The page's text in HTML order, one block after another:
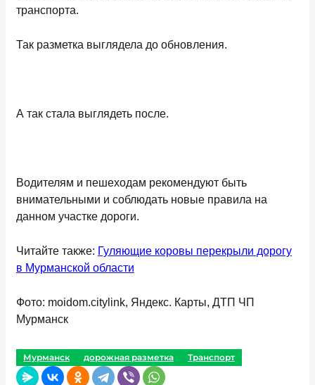
транспорта.
Так разметка выглядела до обновления.
А так стала выглядеть после.
Водителям и пешеходам рекомендуют быть
внимательными и соблюдать новые правила на
данном участке дороги.
Читайте также: Гуляющие коровы перекрыли дорогу
в Мурманской области
Фото: moidom.citylink, Яндекс. Карты, ДТП ЧП
Мурманск
Мурманск дорожная разметка Транспорт